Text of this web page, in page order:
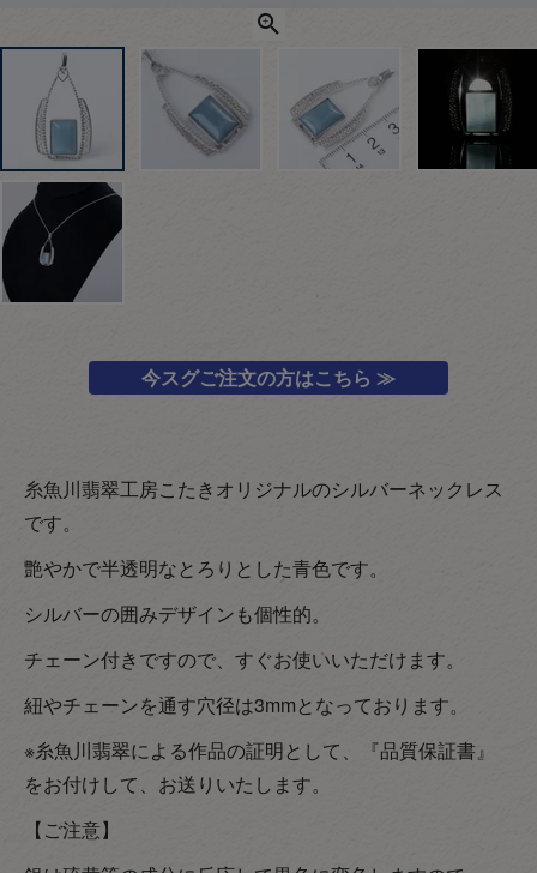
今スグご注文の方はこちら ≫
糸魚川翡翠工房こたきオリジナルのシルバーネックレス
です。
艶やかで半透明なとろりとした青色です。
シルバーの囲みデザインも個性的。
チェーン付きですので、すぐお使いいただけます。
紐やチェーンを通す穴径は3mmとなっております。
※糸魚川翡翠による作品の証明として、『品質保証書』
をお付けして、お送りいたします。
【ご注意】